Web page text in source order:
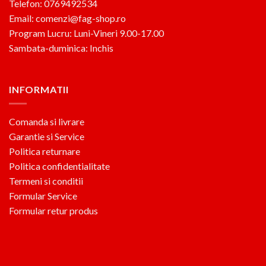
Telefon: 0769492534
Email: comenzi@fag-shop.ro
Program Lucru: Luni-Vineri 9.00-17.00
Sambata-duminica: Inchis
INFORMATII
Comanda si livrare
Garantie si Service
Politica returnare
Politica confidentialitate
Termeni si conditii
Formular Service
Formular retur produs